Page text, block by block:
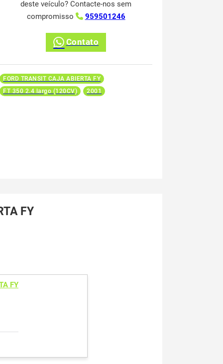
deste veículo? Contacte-nos sem
compromisso
959501246
Contato
FORD TRANSIT CAJA ABIERTA FY
FT 350 2.4 largo (120CV)
2001
FY
FY